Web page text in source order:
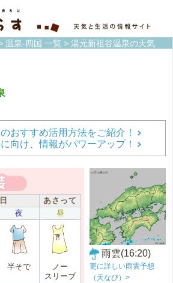
温泉-四国 一覧 > 湯元新祖谷温泉の天気
おすすめ活用方法をご紹介！
向け、情報がパワーアップ！
あさって
夜 昼
半そで
ノー
スリーブ
雨雲(16:20)
更に詳しい雨雲予想
（天なび）>